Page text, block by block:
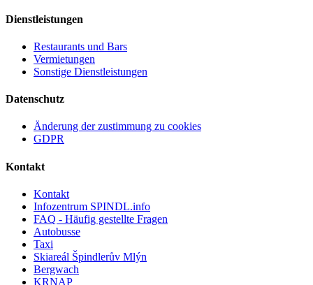
Dienstleistungen
Restaurants und Bars
Vermietungen
Sonstige Dienstleistungen
Datenschutz
Änderung der zustimmung zu cookies
GDPR
Kontakt
Kontakt
Infozentrum SPINDL.info
FAQ - Häufig gestellte Fragen
Autobusse
Taxi
Skiareál Špindlerův Mlýn
Bergwach
KRNAP